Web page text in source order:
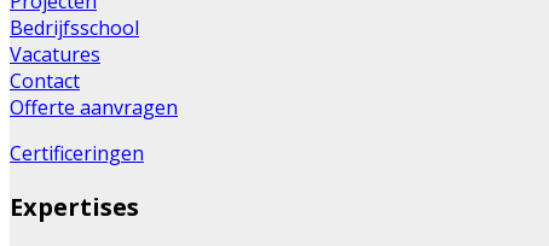
Bedrijfsschool
Vacatures
Contact
Offerte aanvragen
Certificeringen
Expertises